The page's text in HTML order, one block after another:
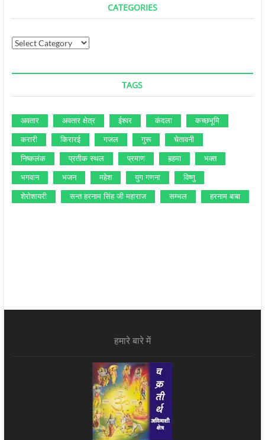
CATEGORIES
Categories
TAGS
अवतार अवतार क्षेत्र ईश्‍वर कंदला कच्‍छभूमि
करारी किरारई गजल गुरू चेतावनी
निष्‍कलंक प्रतीक स्‍थल प्रमाण ब़हमा भक्‍त
भगवान भजन महेश युग गणना विष्‍णु
शेरोशायरी सन्‍त हरनाम सिंह जी महाराज सम्‍भल हरनाम बाबा
हमारे बारे में